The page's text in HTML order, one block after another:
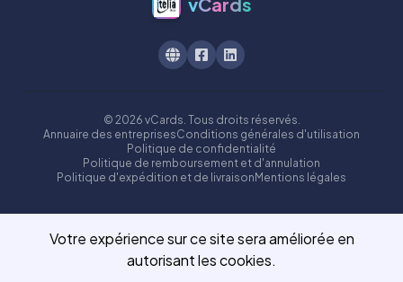
© 2026 vCards. Tous droits réservés.
Annuaire des entreprisesConditions générales d'utilisation
Politique de confidentialité
Politique de remboursement et d'annulation
Politique d'expédition et de livraison Mentions légales
Votre expérience sur ce site sera améliorée en
autorisant les cookies.